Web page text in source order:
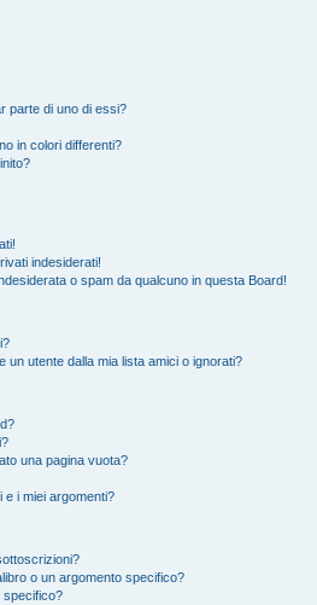
parte di uno di essi?
in colori differenti?
indesiderati!
o spam da qualcuno in questa Board!
utente dalla mia lista amici o ignorati?
una pagina vuota?
i miei argomenti?
o un argomento specifico?
specifico?